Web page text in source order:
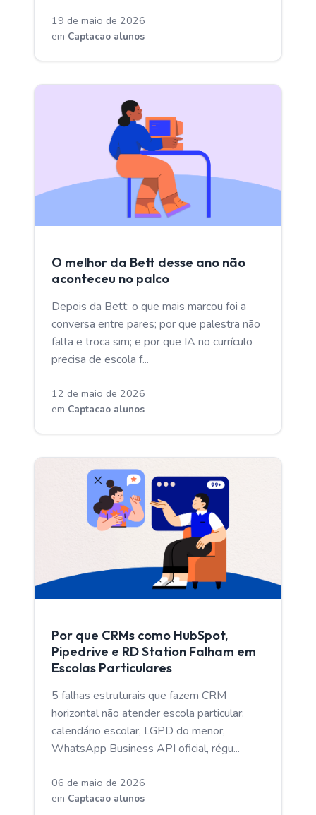
19 de maio de 2026
em Captacao alunos
O melhor da Bett desse ano não
aconteceu no palco
Depois da Bett: o que mais marcou foi a
conversa entre pares; por que palestra não
falta e troca sim; e por que IA no currículo
precisa de escola f...
12 de maio de 2026
em Captacao alunos
Por que CRMs como HubSpot,
Pipedrive e RD Station Falham em
Escolas Particulares
5 falhas estruturais que fazem CRM
horizontal não atender escola particular:
calendário escolar, LGPD do menor,
WhatsApp Business API oficial, régu...
06 de maio de 2026
em Captacao alunos